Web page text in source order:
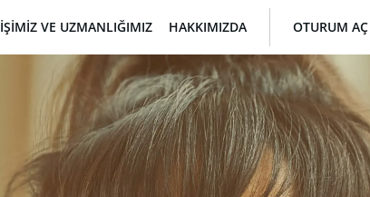
İŞIMIZ VE UZMANLIĞIMIZ HAKKIMIZDA OTURUM AÇ